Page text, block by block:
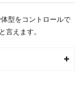
型をコントロールで
言えます。